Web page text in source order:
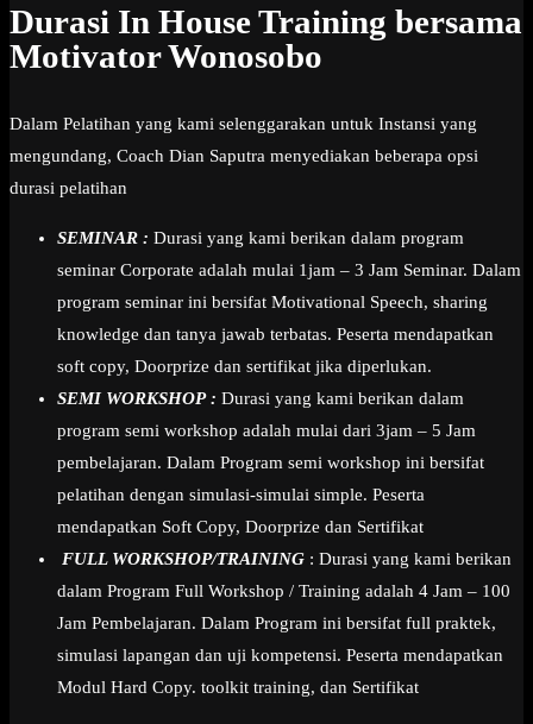
Durasi In House Training bersama
Motivator Wonosobo
Dalam Pelatihan yang kami selenggarakan untuk Instansi yang
mengundang, Coach Dian Saputra menyediakan beberapa opsi
durasi pelatihan
SEMINAR : Durasi yang kami berikan dalam program
seminar Corporate adalah mulai 1jam – 3 Jam Seminar. Dalam
program seminar ini bersifat Motivational Speech, sharing
knowledge dan tanya jawab terbatas. Peserta mendapatkan
soft copy, Doorprize dan sertifikat jika diperlukan.
SEMI WORKSHOP : Durasi yang kami berikan dalam
program semi workshop adalah mulai dari 3jam – 5 Jam
pembelajaran. Dalam Program semi workshop ini bersifat
pelatihan dengan simulasi-simulai simple. Peserta
mendapatkan Soft Copy, Doorprize dan Sertifikat
FULL WORKSHOP/TRAINING : Durasi yang kami berikan
dalam Program Full Workshop / Training adalah 4 Jam – 100
Jam Pembelajaran. Dalam Program ini bersifat full praktek,
simulasi lapangan dan uji kompetensi. Peserta mendapatkan
Modul Hard Copy. toolkit training, dan Sertifikat